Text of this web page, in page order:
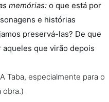
memórias: o que está por
e histórias
preservá-las? De que
que virão depois
Taba, especialmente para o
obra.)